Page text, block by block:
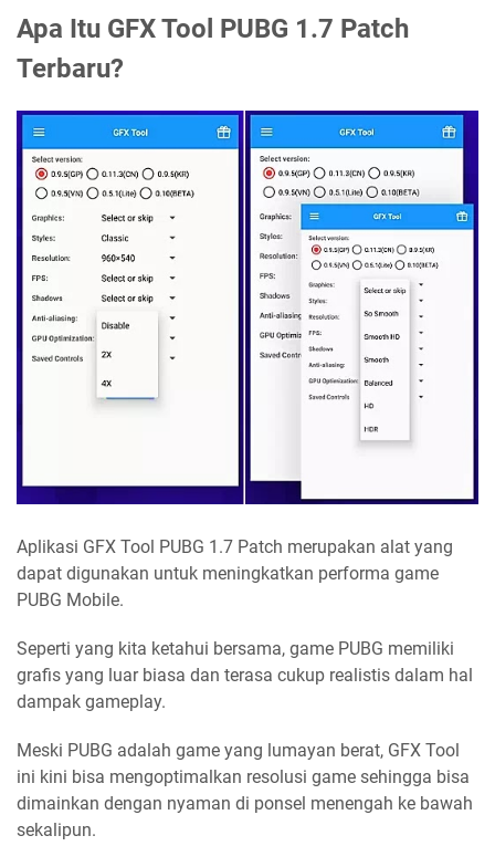
Apa Itu GFX Tool PUBG 1.7 Patch
Terbaru?
Aplikasi GFX Tool PUBG 1.7 Patch merupakan alat yang
dapat digunakan untuk meningkatkan performa game
PUBG Mobile.
Seperti yang kita ketahui bersama, game PUBG memiliki
grafis yang luar biasa dan terasa cukup realistis dalam hal
dampak gameplay.
Meski PUBG adalah game yang lumayan berat, GFX Tool
ini kini bisa mengoptimalkan resolusi game sehingga bisa
dimainkan dengan nyaman di ponsel menengah ke bawah
sekalipun.